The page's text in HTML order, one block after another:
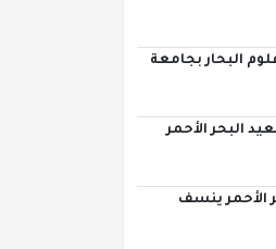
البحار بجامعة
البحر الأحمر
الأحمر ينسف